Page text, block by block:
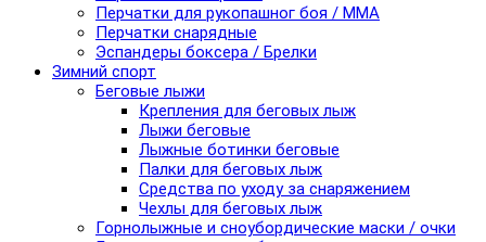
Перчатки для рукопашног боя / ММА
Перчатки снарядные
Эспандеры боксера / Брелки
Зимний спорт
Беговые лыжи
Крепления для беговых лыж
Лыжи беговые
Лыжные ботинки беговые
Палки для беговых лыж
Средства по уходу за снаряжением
Чехлы для беговых лыж
Горнолыжные и сноубордические маски / очки